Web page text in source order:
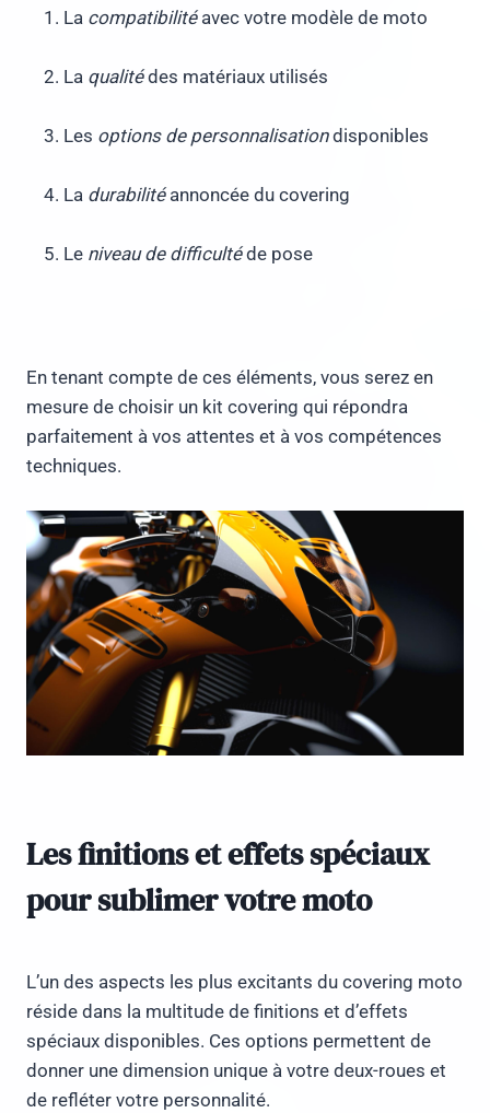
La compatibilitéavec votre modèle de moto
La qualitédes matériaux utilisés
Les options de personnalisationdisponibles
La durabilitéannoncée du covering
Le niveau de difficultéde pose
En tenant compte de ces éléments, vous serez en
mesure de choisir un kit covering qui répondra
parfaitement à vos attentes et à vos compétences
techniques.
Les finitions et effets spéciaux
pour sublimer votre moto
L’un des aspects les plus excitants du covering moto
réside dans la multitude de finitions et d’effets
spéciaux disponibles. Ces options permettent de
donner une dimension unique à votre deux-roues et
de refléter votre personnalité.